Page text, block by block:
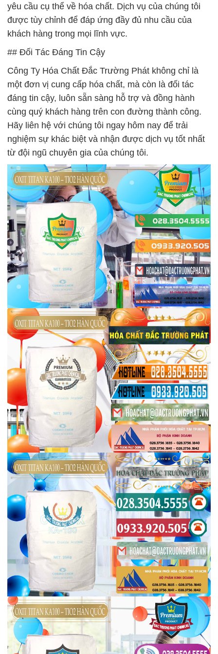
yêu cầu cụ thể về hóa chất. Dịch vụ của chúng tôi
được tùy chỉnh để đáp ứng đầy đủ nhu cầu của
khách hàng trong mọi lĩnh vực.
## Đối Tác Đáng Tin Cậy
Công Ty Hóa Chất Đắc Trường Phát không chỉ là
một đơn vị cung cấp hóa chất, mà còn là đối tác
đáng tin cậy, luôn sẵn sàng hỗ trợ và đồng hành
cùng quý khách hàng trên con đường thành công.
Hãy liên hệ với chúng tôi ngay hôm nay để trải
nghiệm sự khác biệt và nhận được dịch vụ tốt nhất
từ đội ngũ chuyên gia của chúng tôi.